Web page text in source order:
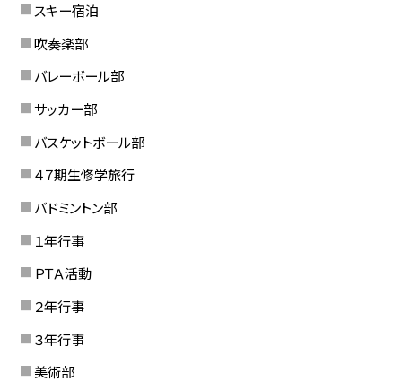
スキー宿泊
吹奏楽部
バレーボール部
サッカー部
バスケットボール部
４７期生修学旅行
バドミントン部
１年行事
ＰＴＡ活動
２年行事
３年行事
美術部